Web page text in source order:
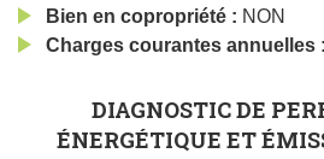
Bien en copropriété
NON
Charges courantes annuelles
DIAGNOSTIC DE
ÉNERGÉTIQUE ET